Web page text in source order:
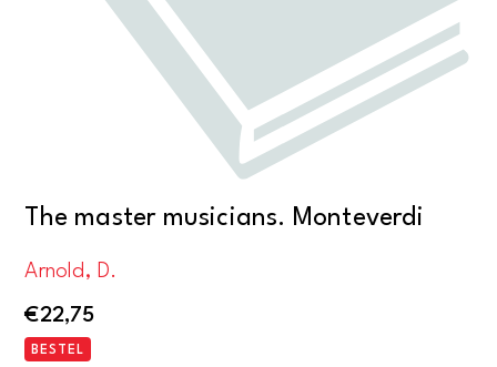
The master musicians. Monteverdi
Arnold, D.
€22,75
BESTEL